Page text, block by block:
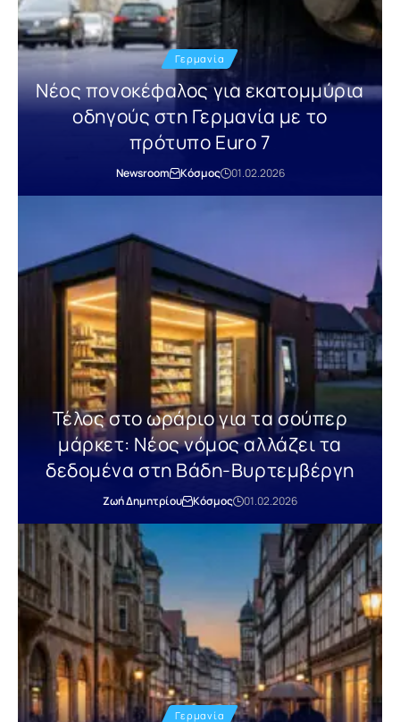
Γερμανία
Νέος πονοκέφαλος για εκατομμύρια
οδηγούς στη Γερμανία με το
πρότυπο Euro 7
Newsroom Κόσμος 01.02.2026
Τέλος στο ωράριο για τα σούπερ
μάρκετ: Νέος νόμος αλλάζει τα
δεδομένα στη Βάδη-Βυρτεμβέργη
Ζωή Δημητρίου Κόσμος 01.02.2026
Γερμανία